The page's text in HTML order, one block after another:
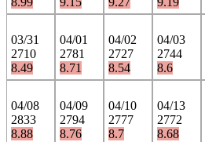
03/31
2710
8.49
04/01
2781
8.71
04/02
2727
8.54
04/03
2744
8.6
04/08
2833
8.88
04/09
2794
8.76
04/10
2777
8.7
04/13
2772
8.68